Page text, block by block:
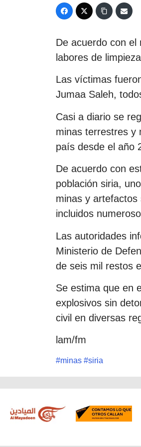
De acuerdo con el
labores de
Las víctimas
Jumaa Saleh,
Casi a diario se
minas terrestres y
país desde el año
De acuerdo con
población siria,
minas y
incluidos
Las autoridades
Ministerio de
de seis mil restos
Se estima que en
explosivos sin
civil en diversas
lam/fm
#minas #siria